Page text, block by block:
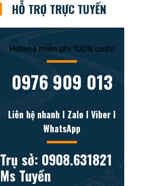
HỖ TRỢ TRỰC TUYẾN
Hotline miễn phí 100% cước
0976 909 013
Liên hệ nhanh l Zalo l Viber l
WhatsApp
Trụ sở: 0908.631821
Ms Tuyền